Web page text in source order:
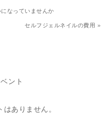
なっていませんか
セルフジェルネイルの費用 »
ント
ありません。